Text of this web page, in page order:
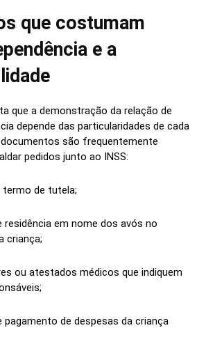
que costumam
e a
que a demonstração da relação de
depende das particularidades de cada
são frequentemente
pedidos junto ao INSS:
termo de tutela;
residência em nome dos avós no
criança;
ou atestados médicos que indiquem
pagamento de despesas da criança